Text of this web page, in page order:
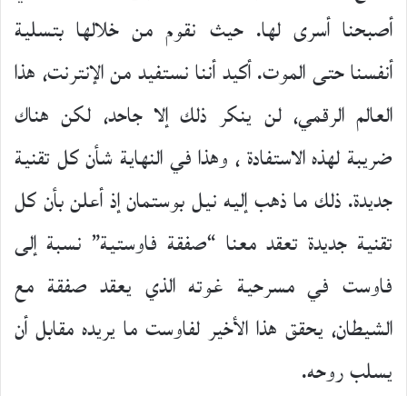
أصبحنا أسرى لها. حيث نقوم من خلالها بتسلية
أنفسنا حتى الموت. أكيد أننا نستفيد من الإنترنت، هذا
العالم الرقمي، لن ينكر ذلك إلا جاحد، لكن هناك
ضريبة لهذه الاستفادة ، وهذا في النهاية شأن كل تقنية
جديدة. ذلك ما ذهب إليه نيل بوستمان إذ أعلن بأن كل
تقنية جديدة تعقد معنا “صفقة فاوستية” نسبة إلى
فاوست في مسرحية غوته الذي يعقد صفقة مع
الشيطان، يحقق هذا الأخير لفاوست ما يريده مقابل أن
يسلب روحه.